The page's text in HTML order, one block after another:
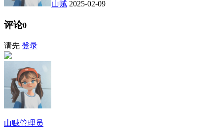
山贼 2025-02-09
评论0
请先 登录
山贼管理员